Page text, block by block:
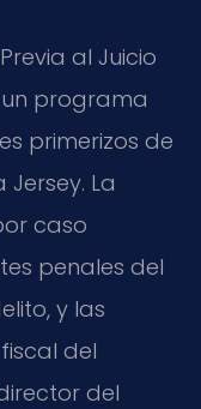
al Juicio
un programa
primerizos de
La
caso
penales del
y las
del
del